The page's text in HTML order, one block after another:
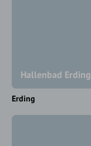
Hallenbad Erding
Erding